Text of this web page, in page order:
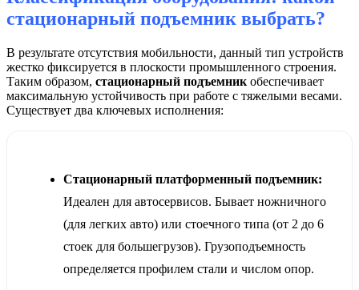
стационарный подъемник выбрать?
В результате отсутствия мобильности, данный тип устройств
жестко фиксируется в плоскости промышленного строения.
Таким образом, стационарный подъемник обеспечивает
максимальную устойчивость при работе с тяжелыми весами.
Существует два ключевых исполнения:
Стационарный платформенный подъемник:
Идеален для автосервисов. Бывает ножничного
(для легких авто) или стоечного типа (от 2 до 6
стоек для большегрузов). Грузоподъемность
определяется профилем стали и числом опор.